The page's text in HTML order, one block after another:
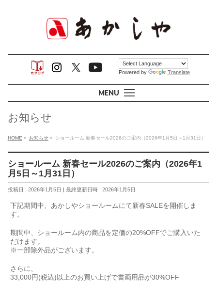
MENU
Powered by Translate
お知らせ
HOME » お知らせ» ショールーム 新春セール2026のご案内（2026年1月5日～1月31日）
ショールーム 新春セール2026のご案内（2026年1
月5日～1月31日）
投稿日 : 2026年1月5日 最終更新日時 : 2026年1月5日
下記期間中、あかしやショールームにて新春SALEを開催しま
す。
期間中、ショールーム内の商品を定価の20%OFFでご購入いた
だけます。
※一部除外品がございます。
さらに、
33,000円(税込)以上のお買い上げで書画用品が30%OFF